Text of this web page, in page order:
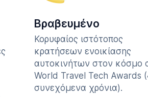
Βραβευμένο
Κορυφαίος ιστότοπος
κρατήσεων ενοικίασης
αυτοκινήτων στον κόσμο
World Travel Tech Awards
συνεχόμενα χρόνια).